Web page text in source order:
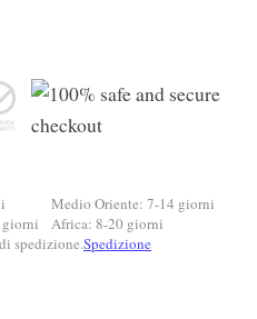
Medio Oriente: 7-14 giorni
giorni
Africa: 8-20 giorni
spedizione.Spedizione